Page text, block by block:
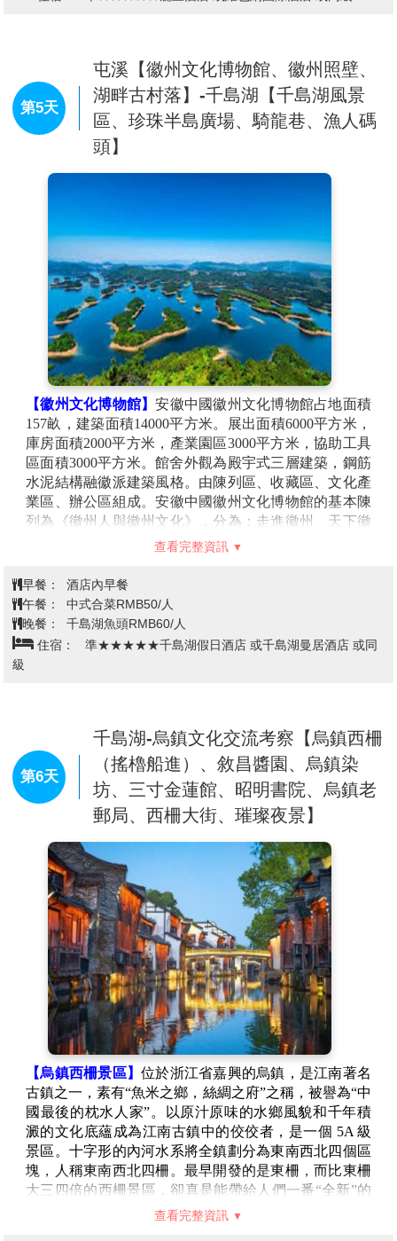
註1：黃山山上無法攜帶托運行李，僅能攜帶隨身行李，因此需準備
雙肩背包，放置輕便換洗衣物及隨身物品。
註2：山上遊覽以緩步為宜不可過速，一定要做到：走路不看景、看
景不走路，邊走邊看比較危險。
註3：山上景區範圍廣大，所包含景點眾多，由於山上無任何交通工
理和北西走向的近水準節理切割裂解，形成了長方柱
的“飛來石”雛形，但此時期四周仍被岩石塊包圍著，上
下仍為一體。後來在上體的不斷抬升中，由於風化剝
蝕，冰川流水和重力崩塌作用，最終形成了兀立於平臺
之上的飛來石奇觀。
1860米，為黃山第二高峰，與天都峰、蓮花峰並稱黃山
代普門和尚曾在頂上創建大悲院，現在其遺址上建有黃
山氣象站。因為這裏高曠開闊，日光照射久長，故名光
明頂。由於地勢平坦，所以是黃山觀雲海的最佳地點之
【宏村】，古稱弘村，是古徽州歷史遺存的一個神奇村
落，位於黃山西南麓，是古黟桃花源裏一座奇特的牛形
水系古村落。宏村被譽為“中國畫裏的鄉村”。宏村現完
好保存明清民居富麗堂皇，被譽為“民間故宮”。精雕細
作的明清古民居至今保存完美。宏村山水秀美，人文薈
萃，古風依舊，民風純樸。自然景觀與人文內涵交相輝
映，四周山色與粉牆黛瓦倒映湖中，山、水、民居與人
自然融為一體，好似一幅徐徐展開的山水畫卷，也是宏
村區別于其他民居建築佈局的最大特色，成為當今世界
歷史文化遺產一大奇跡。宏村是穿越歷史時空、解密幾
百年徽商興衰的必去之地。
心，西起明建橫江石拱大橋--鎮海橋，東止牌坊碑記，
保存完好，店鋪鱗次櫛比，房屋簷口挑出80--100釐米，
可避雨遮陽。這裏全是馬頭牆、小青瓦、白粉牆；磚木
結構的鋪面，精巧玲瓏的樓閣、鏤刻精美的花紋圖案，
加上小門、大堂、天井、屋與屋之間的深窄小巷，錯落
第5天
屯溪【徽州文化博物館、徽州照壁、
湖畔古村落】-千島湖【千島湖風景
區、珍珠半島廣場、騎龍巷、漁人碼
頭】
【徽州文化博物館】安徽中國徽州文化博物館占地面積
157畝，建築面積14000平方米。展出面積6000平方米，
庫房面積2000平方米，產業園區3000平方米，協助工具
區面積3000平方米。館舍外觀為殿宇式三層建築，鋼筋
水泥結構融徽派建築風格。由陳列區、收藏區、文化產
業區、辦公區組成。安徽中國徽州文化博物館的基本陳
列為《徽州人與徽州文化》，分為：走進徽州、天下徽
商、禮儀徽州、徽州建築、徽州藝術、徽州科技六個部
商、徽州女人、東南鄒魯、程朱闕裡、徽州宗族、新安
醫學、科技之星、文房瑰寶、新安畫派、徽派版畫、徽
派篆刻、徽州村落、徽州民居、徽州三雕等，是一座功
能齊全的現代化博物館。安徽中國徽州文化博物館占地
化產業區、辦公區組成。安徽中國徽州文化博物館的基
本陳列為《徽州人與徽州文化》，分為：走進徽州、天
下徽商、禮儀徽州、徽州建築、徽州藝術、徽州科技六
個部分；內容有：新安大好山水、徽州與徽州人、明清
徽商、徽州女人、東南鄒魯、程朱闕裡、徽州宗族、新
徽派篆刻、徽州村落、徽州民居、徽州三雕等，是一座
功能齊全的現代化博物館。
【徽州照壁】照壁，這一在中國傳統建築中扮演著重要
角色的牆體結構，不僅具有獨特的風水意義，更在徽派
建築中發揮著舉足輕重的作用。它不僅能有效遮擋視
線、擋風避寒，還能為家居環境增添一份靜謐與雅致。
其設計之巧妙，不僅體現了徽州人民對美好生活的追
求，更彰顯了他們對家居環境的精心打造。在徽派建築
中，照壁通常位於房屋大門內外，其形式千變萬化，既
可以是簡約的牆體，也可以是雕刻精美的磚雕結構。這
些照壁往往融入了豐富的文化元素和象徵意義，通過吉
祥圖案、神話故事或歷史典故的巧妙運用，賦予了它們
更深厚的文化內涵。在徽州民間信仰中，照壁更是被賦
予了擋鬼辟邪、遮風收氣的神聖使命。
【湖畔古村落】湖邊古村落是新安江延伸段綜合開發專
案的子專案，位於安徽省黃山市屯溪區新安江濱水景觀
帶中心區域，於2011年6月建成。村落融合徽州傳統建
築特色與現代旅遊功能，涵蓋26幢新建建築與14幢搬遷
查看完整資訊
早餐：
酒店內早餐
午餐：
中式合菜RMB50/人
晚餐：
千島湖魚頭RMB60/人
住宿：
準★★★★★千島湖假日酒店 或千島湖曼居酒店 或同
級
第6天
千島湖-烏鎮文化交流考察【烏鎮西柵
（搖櫓船進）、敘昌醬園、烏鎮染
坊、三寸金蓮館、昭明書院、烏鎮老
郵局、西柵大街、璀璨夜景】
【烏鎮西柵景區】位於浙江省嘉興的烏鎮，是江南著名
古鎮之一，素有“魚米之鄉，絲綢之府”之稱，被譽為“中
國最後的枕水人家”。以原汁原味的水鄉風貌和千年積
澱的文化底蘊成為江南古鎮中的佼佼者，是一個 5A 級
景區。十字形的內河水系將全鎮劃分為東南西北四個區
塊，人稱東南西北四柵。最早開發的是東柵，而比東柵
大三四倍的西柵景區，卻真是能帶給人們一番“全新”的
古鎮遊體驗，這種“新鮮”的感受不僅在於白天觀光，更
查看完整資訊